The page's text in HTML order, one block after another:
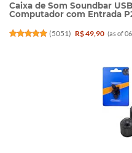
Caixa de Som Soundbar
Computador com Entrada
(5051) R$ 49,90 (as of